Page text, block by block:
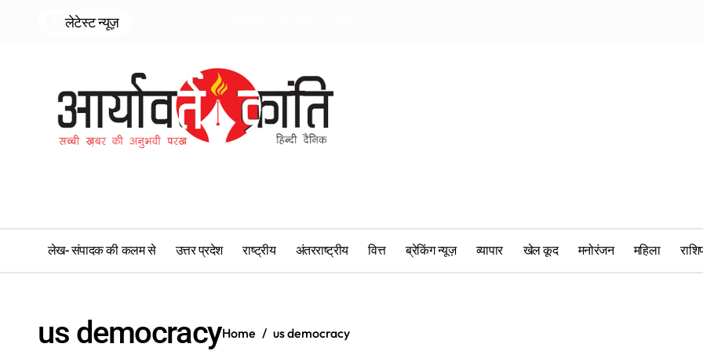
लेटेस्ट न्यूज़
लेख- संपादक की कलम से उत्तर प्रदेश राष्ट्रीय अंतरराष्ट्रीय वित्त ब्रेकिंग न्यूज़ व्यापार खेल कूद मनोरंजन महिला
us democracyHome us democracy